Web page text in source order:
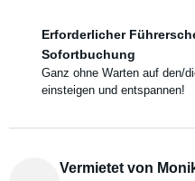
Erforderlicher
Sofortbuchung
Ganz ohne Warten auf den/
einsteigen und entspannen!
Vermietet von